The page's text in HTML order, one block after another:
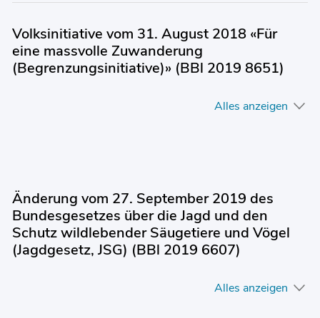
Volksinitiative vom 31. August 2018 «Für
eine massvolle Zuwanderung
(Begrenzungsinitiative)» (BBl 2019 8651)
Alles anzeigen
Änderung vom 27. September 2019 des
Bundesgesetzes über die Jagd und den
Schutz wildlebender Säugetiere und Vögel
(Jagdgesetz, JSG) (BBl 2019 6607)
Alles anzeigen